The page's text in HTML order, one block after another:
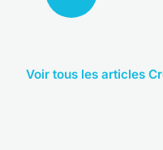
Voir tous les articles